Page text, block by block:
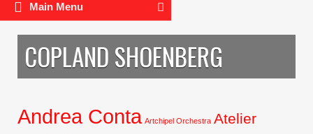
Main Menu
COPLAND SHOENBERG
Andrea Conta Artchipel Orchestra Atelier